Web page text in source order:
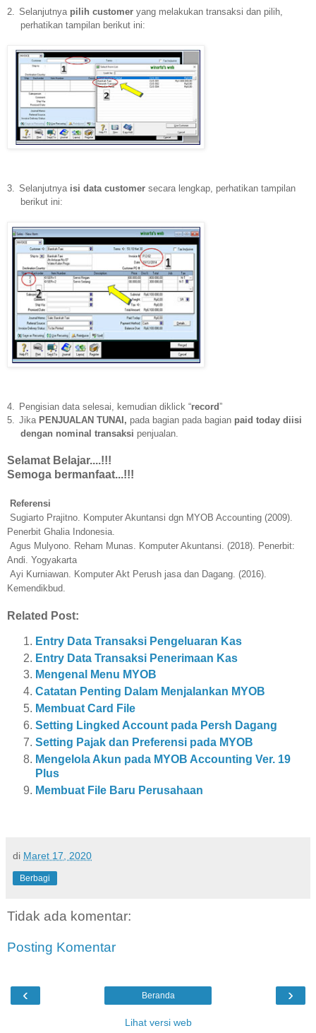
2. Selanjutnya pilih customer yang melakukan transaksi dan pilih,
perhatikan tampilan berikut ini:
3. Selanjutnya isi data customer secara lengkap, perhatikan tampilan
berikut ini:
4. Pengisian data selesai, kemudian diklick “record”
5.
Jika PENJUALAN TUNAI, pada bagian pada bagian paid today diisi
dengan nominal transaksi penjualan.
Selamat Belajar....!!!
Semoga bermanfaat...!!!
Prajitno. Komputer Akuntansi dgn MYOB Accounting (2009).
Penerbit Ghalia Indonesia.
Mulyono. Reham Munas. Komputer Akuntansi. (2018). Penerbit:
Andi. Yogyakarta
Kurniawan. Komputer Akt Perush jasa dan Dagang. (2016).
Kemendikbud.
Related Post:
Entry Data Transaksi Pengeluaran Kas
Entry Data Transaksi Penerimaan Kas
Mengenal Menu MYOB
Catatan Penting Dalam Menjalankan MYOB
Membuat Card File
Setting Lingked Account pada Persh Dagang
Setting Pajak dan Preferensi pada MYOB
Mengelola Akun pada MYOB Accounting Ver. 19
Plus
Membuat File Baru Perusahaan
di Maret 17, 2020
Berbagi
Tidak ada komentar:
Posting Komentar
‹ ›
Beranda
Lihat versi web